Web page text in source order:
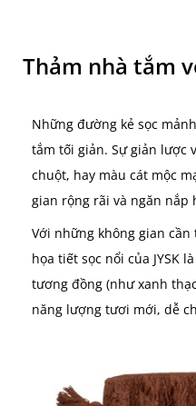
Thảm nhà tắm
Những đường kẻ sọc
tắm tối giản. Sự giản lược
chuột, hay màu cát mộc
gian rộng rãi và ngăn nắp
Với những không gian
họa tiết sọc nổi của JYSK
tương đồng (như xanh
năng lượng tươi mới, dễ